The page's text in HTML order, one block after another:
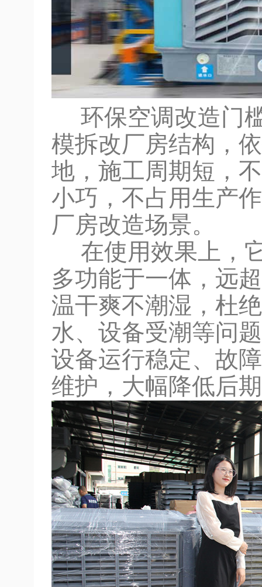
环保空调改造门
模拆改厂房结构，
地，施工周期短，
小巧，不占用生产
厂房改造场景。
在使用效果上，
多功能于一体，远
温干爽不潮湿，杜
水、设备受潮等问
设备运行稳定、故
维护，大幅降低后